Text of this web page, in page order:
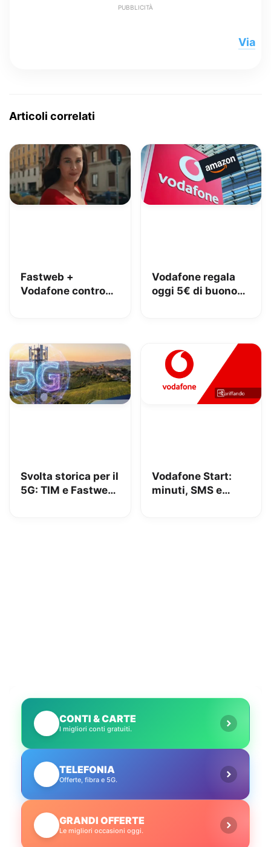
PUBBLICITÀ
Via
Articoli correlati
Fastweb +
Vodafone contro
Vodafone regala
oggi 5€ di buono
Svolta storica per il
5G: TIM e Fastweb
Vodafone Start:
minuti, SMS e
CONTI & CARTE
I migliori conti gratuiti.
TELEFONIA
Offerte, fibra e 5G.
GRANDI OFFERTE
Le migliori occasioni oggi.